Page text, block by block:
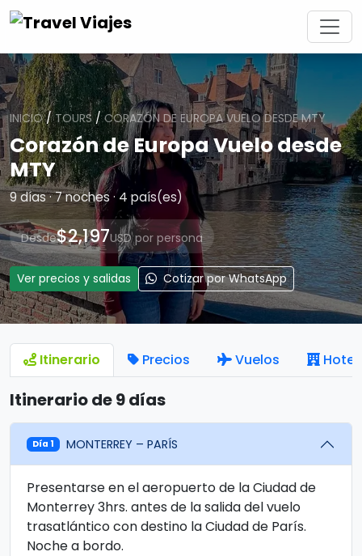
INICIO/TOURS/CORAZÓN DE EUROPA VUELO DESDE MTY
Corazón de Europa Vuelo desde
MTY
9 días · 7 noches · 4 país(es)
Desde$2,197USD por persona
Ver precios y salidas Cotizar por WhatsApp
Itinerario Precios Vuelos
Itinerario de 9 días
Día 1 MONTERREY – PARÍS
Presentarse en el aeropuerto de la Ciudad de
Monterrey 3hrs. antes de la salida del vuelo
trasatlántico con destino la Ciudad de París.
Noche a bordo.